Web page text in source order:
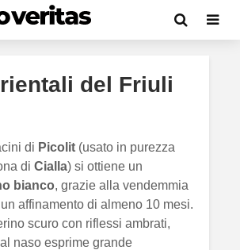
del Friuli
di Picolit (usato in purezza
di Cialla) si ottiene un
bianco, grazie alla vendemmia
affinamento di almeno 10 mesi.
scuro con riflessi ambrati,
naso esprime grande